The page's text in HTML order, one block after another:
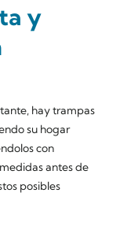
y
hay trampas
su hogar
con
antes de
posibles